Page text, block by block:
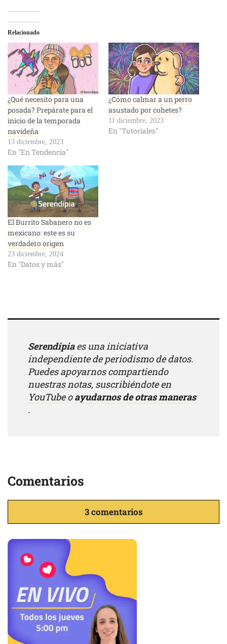
Relacionado
¿Qué necesito para una
posada? Prepárate para el
inicio de la temporada
navideña
13 diciembre, 2023
En "En Tendencia"
¿Cómo calmar a un perro
asustado por cohetes?
11 diciembre, 2023
En "Tutoriales"
El Burrito Sabanero no es
mexicano: este es su
verdadero origen
23 diciembre, 2024
En "Datos y más"
Serendipiaes una iniciativa
independiente de periodismo de datos.
Puedes apoyarnos compartiendo
nuestras notas, suscribiéndote en
YouTubeoayudarnos de otras maneras
.
Comentarios
3 comentarios